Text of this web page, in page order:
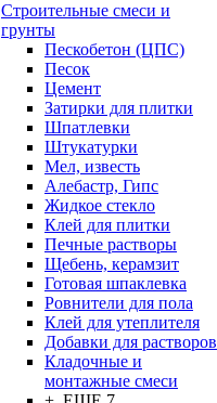
Строительные смеси и
грунты
Пескобетон (ЦПС)
Песок
Цемент
Затирки для плитки
Шпатлевки
Штукатурки
Мел, известь
Алебастр, Гипс
Жидкое стекло
Клей для плитки
Печные растворы
Щебень, керамзит
Готовая шпаклевка
Ровнители для пола
Клей для утеплителя
Добавки для растворов
Кладочные и
монтажные смеси